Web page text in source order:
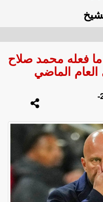
فعله محمد صلاح
الماضي
2026-